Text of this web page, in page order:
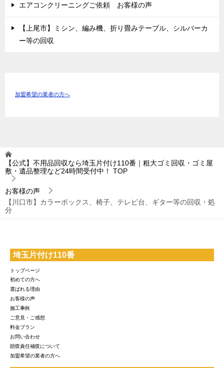
エアコンクリーニングご依頼 お客様の声
【上尾市】ミシン、編み機、折り畳みテーブル、シルバーカ
ー等の回収
加盟希望の業者の方へ
【公式】不用品回収なら埼玉片付け110番｜粗大ゴミ回収・ゴミ屋
敷・遺品整理など24時間受付中！
TOP
お客様の声
【川口市】カラーボックス、椅子、テレビ台、ギター等の回収・処
分
埼玉片付け110番
トップページ
初めての方へ
選ばれる理由
お客様の声
施工事例
ご意見・ご感想
料金プラン
お問い合わせ
賠償責任補償について
加盟希望の業者の方へ